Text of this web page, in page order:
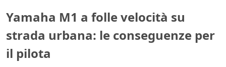
Yamaha M1 a folle velocità su
strada urbana: le conseguenze per
il pilota